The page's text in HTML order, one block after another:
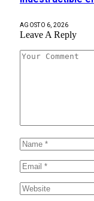
AGOSTO 6, 2026
Leave A Reply